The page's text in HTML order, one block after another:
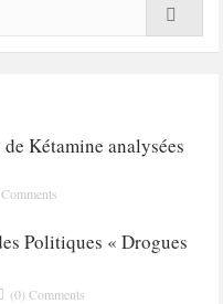
Kétamine analysées
Politiques « Drogues
(0) Comments